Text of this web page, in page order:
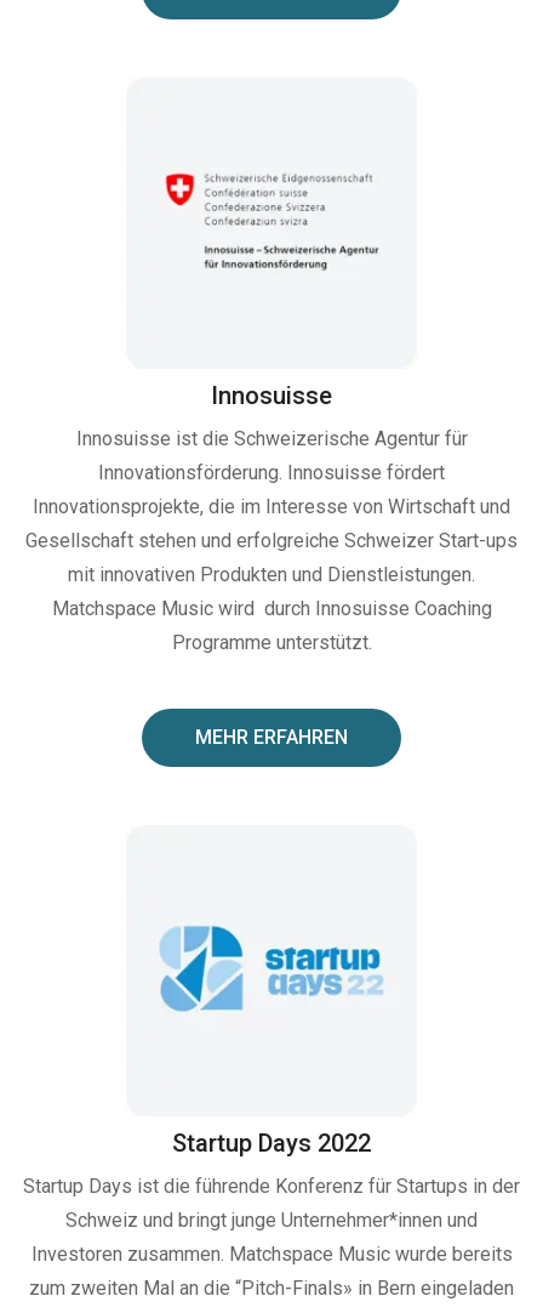
Innosuisse
Innosuisse ist die Schweizerische Agentur für
Innovationsförderung. Innosuisse fördert
Innovationsprojekte, die im Interesse von Wirtschaft und
Gesellschaft stehen und erfolgreiche Schweizer Start-ups
mit innovativen Produkten und Dienstleistungen.
Matchspace Music wird durch Innosuisse Coaching
Programme unterstützt.
MEHR ERFAHREN
Startup Days 2022
Startup Days ist die führende Konferenz für Startups in der
Schweiz und bringt junge Unternehmer*innen und
Investoren zusammen. Matchspace Music wurde bereits
zum zweiten Mal an die “Pitch-Finals» in Bern eingeladen